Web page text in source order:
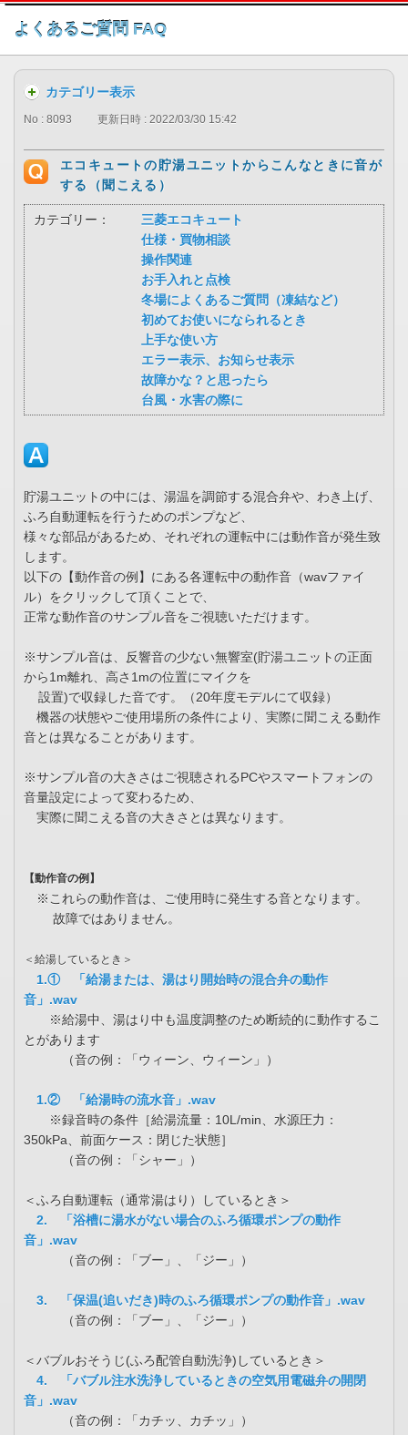
このページの本文へ
よくあるご質問 FAQ
カテゴリー表示
No : 8093 更新日時 : 2022/03/30 15:42
エコキュートの貯湯ユニットからこんなときに音が
する（聞こえる）
カテゴリー：
三菱エコキュート
仕様・買物相談
操作関連
お手入れと点検
冬場によくあるご質問（凍結など）
初めてお使いになられるとき
上手な使い方
エラー表示、お知らせ表示
故障かな？と思ったら
台風・水害の際に
貯湯ユニットの中には、湯温を調節する混合弁や、わき上げ、
ふろ自動運転を行うためのポンプなど、
様々な部品があるため、それぞれの運転中には動作音が発生致
します。
以下の【動作音の例】にある各運転中の動作音（wavファイ
ル）をクリックして頂くことで、
正常な動作音のサンプル音をご視聴いただけます。
※サンプル音は、反響音の少ない無響室(貯湯ユニットの正面
から1m離れ、高さ1mの位置にマイクを
設置)で収録した音です。（20年度モデルにて収録）
機器の状態やご使用場所の条件により、実際に聞こえる動作
音とは異なることがあります。
※サンプル音の大きさはご視聴されるPCやスマートフォンの
音量設定によって変わるため、
実際に聞こえる音の大きさとは異なります。
【動作音の例】
※これらの動作音は、ご使用時に発生する音となります。
故障ではありません。
＜給湯しているとき＞
1.① 「給湯または、湯はり開始時の混合弁の動作
音」.wav
※給湯中、湯はり中も温度調整のため断続的に動作するこ
とがあります
（音の例：「ウィーン、ウィーン」）
1.② 「給湯時の流水音」.wav
※録音時の条件［給湯流量：10L/min、水源圧力：
350kPa、前面ケース：閉じた状態］
（音の例：「シャー」）
＜ふろ自動運転（通常湯はり）しているとき＞
2. 「浴槽に湯水がない場合のふろ循環ポンプの動作
音」.wav
（音の例：「ブー」、「ジー」）
3. 「保温(追いだき)時のふろ循環ポンプの動作音」.wav
（音の例：「ブー」、「ジー」）
＜バブルおそうじ(ふろ配管自動洗浄)しているとき＞
4. 「バブル注水洗浄しているときの空気用電磁弁の開閉
音」.wav
（音の例：「カチッ、カチッ」）